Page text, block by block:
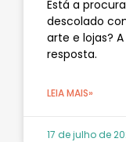
Está a
descolado
arte e lojas?
resposta.
LEIA MAIS»
17 de julho de